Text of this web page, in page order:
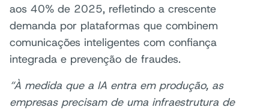
aos 40% de 2025, refletindo a crescente
demanda por plataformas que combinem
comunicações inteligentes com confiança
integrada e prevenção de fraudes.
“À medida que a IA entra em produção, as
empresas precisam de uma infraestrutura de